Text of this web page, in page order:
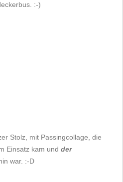
:-)
Stolz, mit Passingcollage, die
Einsatz kam und der
war. :-D